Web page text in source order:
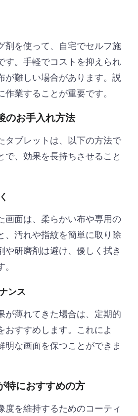
剤を使って、自宅でセルフ施
す。手軽でコストを抑えられ
が難しい場合があります。説
業することが重要です。
のお手入れ方法
タブレットは、以下の方法で
で、効果を長持ちさせること
画面は、柔らかい布や専用の
、汚れや指紋を簡単に取り除
や研磨剤は避け、優しく拭き
ンス
が薄れてきた場合は、定期的
おすすめします。これによ
明な画面を保つことができま
特におすすめの方
度を維持するためのコーティ